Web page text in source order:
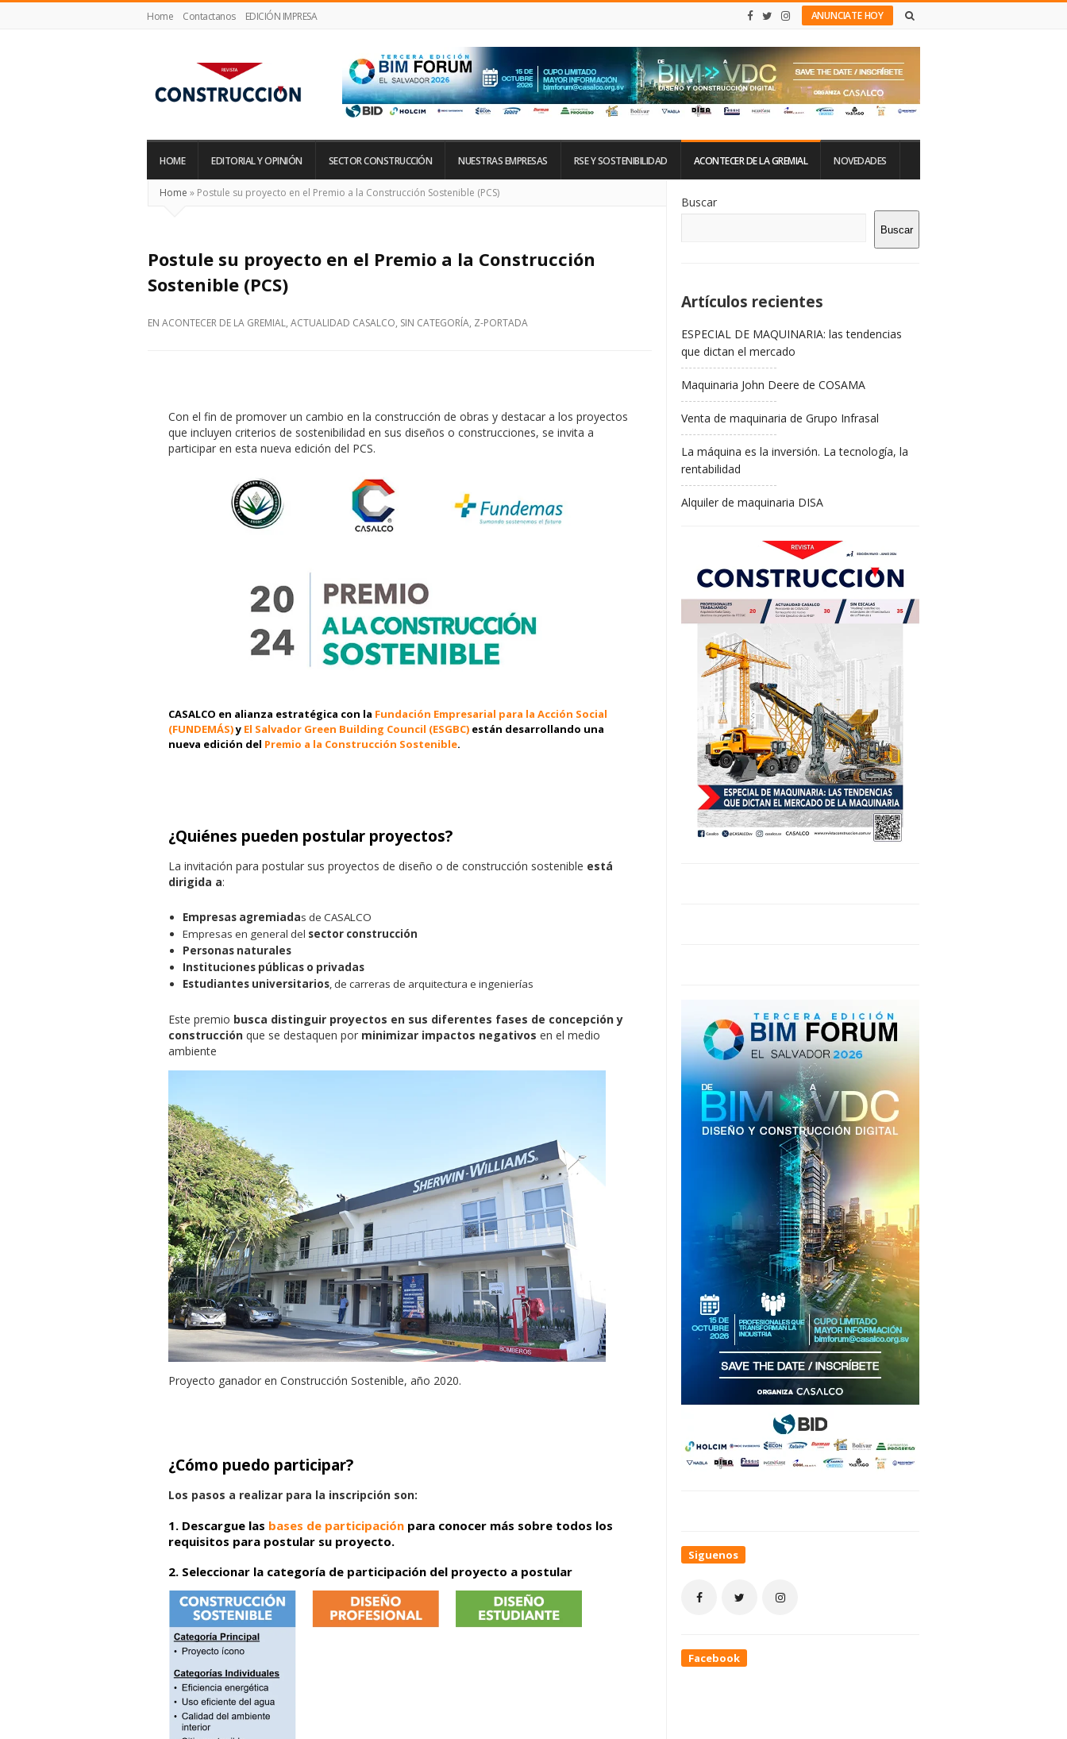
Home Contactanos EDICIÓN IMPRESA ANUNCIATE HOY
Construcción
HOME EDITORIAL Y OPINIÓN SECTOR CONSTRUCCIÓN NUESTRAS EMPRESAS RSE Y SOSTENIBILIDAD ACONTECER DE LA GREMIAL NOVEDADES
Home » Postule su proyecto en el Premio a la Construcción Sostenible (PCS)
Postule su proyecto en el Premio a la Construcción
Sostenible (PCS)
EN ACONTECER DE LA GREMIAL, ACTUALIDAD CASALCO, SIN CATEGORÍA, Z-PORTADA
Con el fin de promover un cambio en la construcción de obras y destacar a los proyectos
que incluyen criterios de sostenibilidad en sus diseños o construcciones, se invita a
participar en esta nueva edición del PCS.
CASALCO en alianza estratégica con la Fundación Empresarial para la Acción Social
(FUNDEMÁS)y El Salvador Green Building Council (ESGBC) están desarrollando una
nueva edición del Premio a la Construcción Sostenible.
¿Quiénes pueden postular proyectos?
La invitación para postular sus proyectos de diseño o de construcción sostenible está
dirigida a:
Empresas agremiadas de CASALCO
Empresas en general del sector construcción
Personas naturales
Instituciones públicas o privadas
Estudiantes universitarios, de carreras de arquitectura e ingenierías
Este premio busca distinguir proyectos en sus diferentes fases de concepción y
construcción que se destaquen por minimizar impactos negativos en el medio
ambiente
Proyecto ganador en Construcción Sostenible, año 2020.
¿Cómo puedo participar?
Los pasos a realizar para la inscripción son:
1. Descargue las bases de participación para conocer más sobre todos los
requisitos para postular su proyecto.
2. Seleccionar la categoría de participación del proyecto a postular
De
La
Buscar
Buscar
Artículos recientes
ESPECIAL DE MAQUINARIA: las tendencias
que dictan el mercado
Maquinaria John Deere de COSAMA
Venta de maquinaria de Grupo Infrasal
La máquina es la inversión. La tecnología, la
rentabilidad
Alquiler de maquinaria DISA
Siguenos
Facebook